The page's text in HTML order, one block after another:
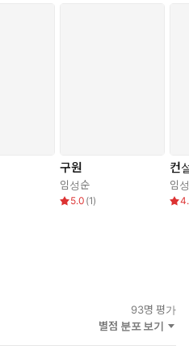
지 않는 독특한 구성은 경장편 소
린 작가의 기획력이 돋보이는 부
이 짧은 경장편 소설의 한계를
는 사람들의 7가지 습관』(김영
신의 삶을 주도하라·끝을 생각하
구원
임성순
5.0 (1)
컨
임
93명 평가
별점 분포 보기